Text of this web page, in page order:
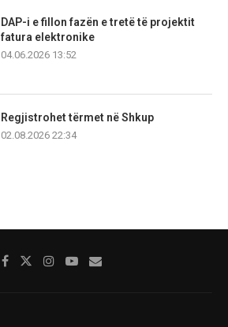
DAP-i e fillon fazën e tretë të projektit
fatura elektronike
04.06.2026 13:52
Regjistrohet tërmet në Shkup
02.08.2026 22:34